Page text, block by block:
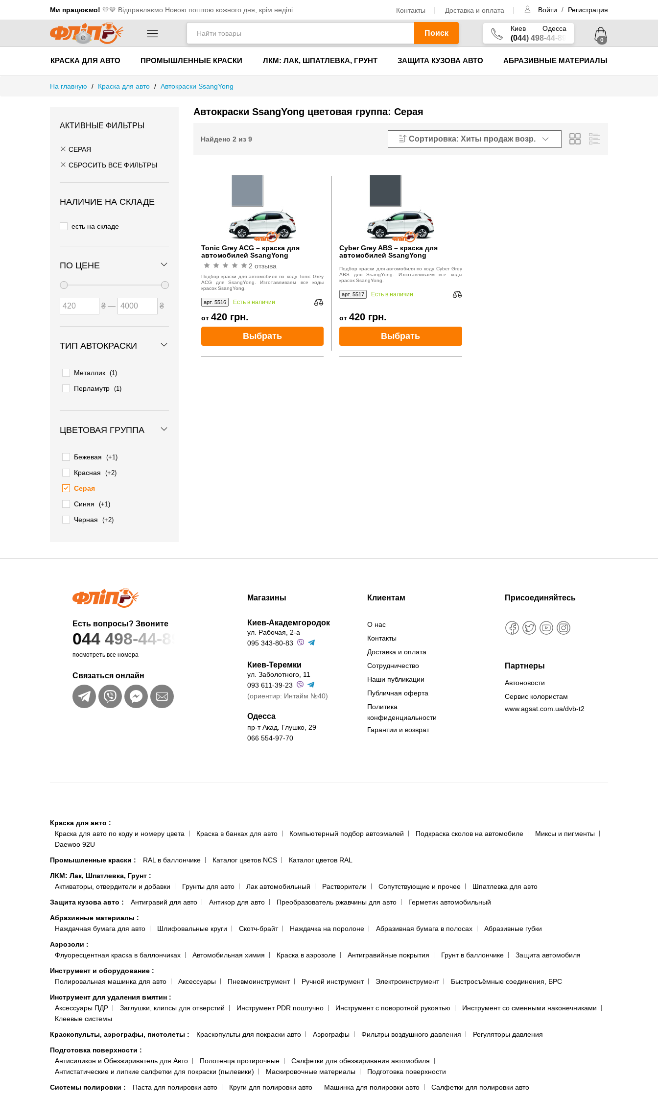
Ми працюємо! 💛​💙 Відправляємо Новою поштою кожного дня, крім неділі. Контакты Доставка и оплата Войти / Регистрация
Поиск
Киев Одесса
(044) 498-44-89 0
КРАСКА ДЛЯ АВТО ПРОМЫШЛЕННЫЕ КРАСКИ ЛКМ: ЛАК, ШПАТЛЕВКА, ГРУНТ ЗАЩИТА КУЗОВА АВТО АБРАЗИВНЫЕ МАТЕРИАЛЫ
На главную / Краска для авто / Автокраски SsangYong
АКТИВНЫЕ ФИЛЬТРЫ
СЕРАЯ
СБРОСИТЬ ВСЕ ФИЛЬТРЫ
НАЛИЧИЕ НА СКЛАДЕ
есть на складе
ПО ЦЕНЕ
₴ — ₴
ТИП АВТОКРАСКИ
Металлик (1)
Перламутр (1)
ЦВЕТОВАЯ ГРУППА
Бежевая (+1)
Красная (+2)
Серая
Синяя
(+1)
Черная (+2)
Автокраски SsangYong цветовая группа: Серая
Найдено 2 из 9 Сортировка: Хиты продаж возр.
Tonic Grey ACG – краска для
автомобилей SsangYong
2 отзыва
Подбор краски для автомобиля по коду Tonic Grey
ACG для SsangYong. Изготавливаем все коды
красок SsangYong.
арт. 5516 Есть в наличии
от 420 грн.
Выбрать
Cyber Grey ABS – краска для
автомобилей SsangYong
Подбор краски для автомобиля по коду Cyber Grey
ABS для SsangYong. Изготавливаем все коды
красок SsangYong.
арт. 5517 Есть в наличии
от 420 грн.
Выбрать
Есть вопросы? Звоните
044 498-44-89
посмотреть все номера
Связаться онлайн
Магазины
Киев-Академгородок
ул. Рабочая, 2-а
095 343-80-83
Киев-Теремки
ул. Заболотного, 11
093 611-39-23
(ориентир: Интайм №40)
Одесса
пр-т Акад. Глушко, 29
066 554-97-70
Клиентам
О нас
Контакты
Доставка и оплата
Сотрудничество
Наши публикации
Публичная оферта
Политика
конфиденциальности
Гарантии и возврат
Присоединяйтесь
Партнеры
Автоновости
Сервис колористам
www.agsat.com.ua/dvb-t2
Краска для авто :
Краска для авто по коду и номеру цвета
Краска в банках для авто Компьютерный подбор автоэмалей Подкраска сколов на автомобиле
Миксы и пигменты
Daewoo 92U
Промышленные краски : RAL в баллончике Каталог цветов NCS
Каталог цветов RAL
ЛКМ: Лак, Шпатлевка, Грунт :
Активаторы, отвердители и добавки
Грунты для авто Лак автомобильный Растворители Сопутствующие и прочее
Шпатлевка для авто
Защита кузова авто : Антигравий для авто Антикор для авто Преобразователь ржавчины для авто
Герметик автомобильный
Абразивные материалы :
Наждачная бумага для авто
Шлифовальные круги Скотч-брайт Наждачка на поролоне Абразивная бумага в полосах
Абразивные губки
Аэрозоли :
Флуоресцентная краска в баллончиках
Автомобильная химия Краска в аэрозоле Антигравийные покрытия Грунт в баллончике
Защита автомобиля
Инструмент и оборудование :
Полировальная машинка для авто
Аксессуары Пневмоинструмент Ручной инструмент Электроинструмент
Быстросъёмные соединения, БРС
Инструмент для удаления вмятин :
Аксессуары ПДР
Заглушки, клипсы для отверстий Инструмент PDR поштучно Инструмент с поворотной рукоятью
Инструмент со сменными наконечниками
Клеевые системы
Краскопульты, аэрографы, пистолеты : Краскопульты для покраски авто Аэрографы Фильтры воздушного давления
Регуляторы давления
Подготовка поверхности :
Антисиликон и Обезжириватель для Авто
Полотенца протирочные
Салфетки для обезжиривания автомобиля
Антистатические и липкие салфетки для покраски (пылевики)
Маскировочные материалы
Подготовка поверхности
Системы полировки : Паста для полировки авто Круги для полировки авто Машинка для полировки авто Салфетки для полировки авто